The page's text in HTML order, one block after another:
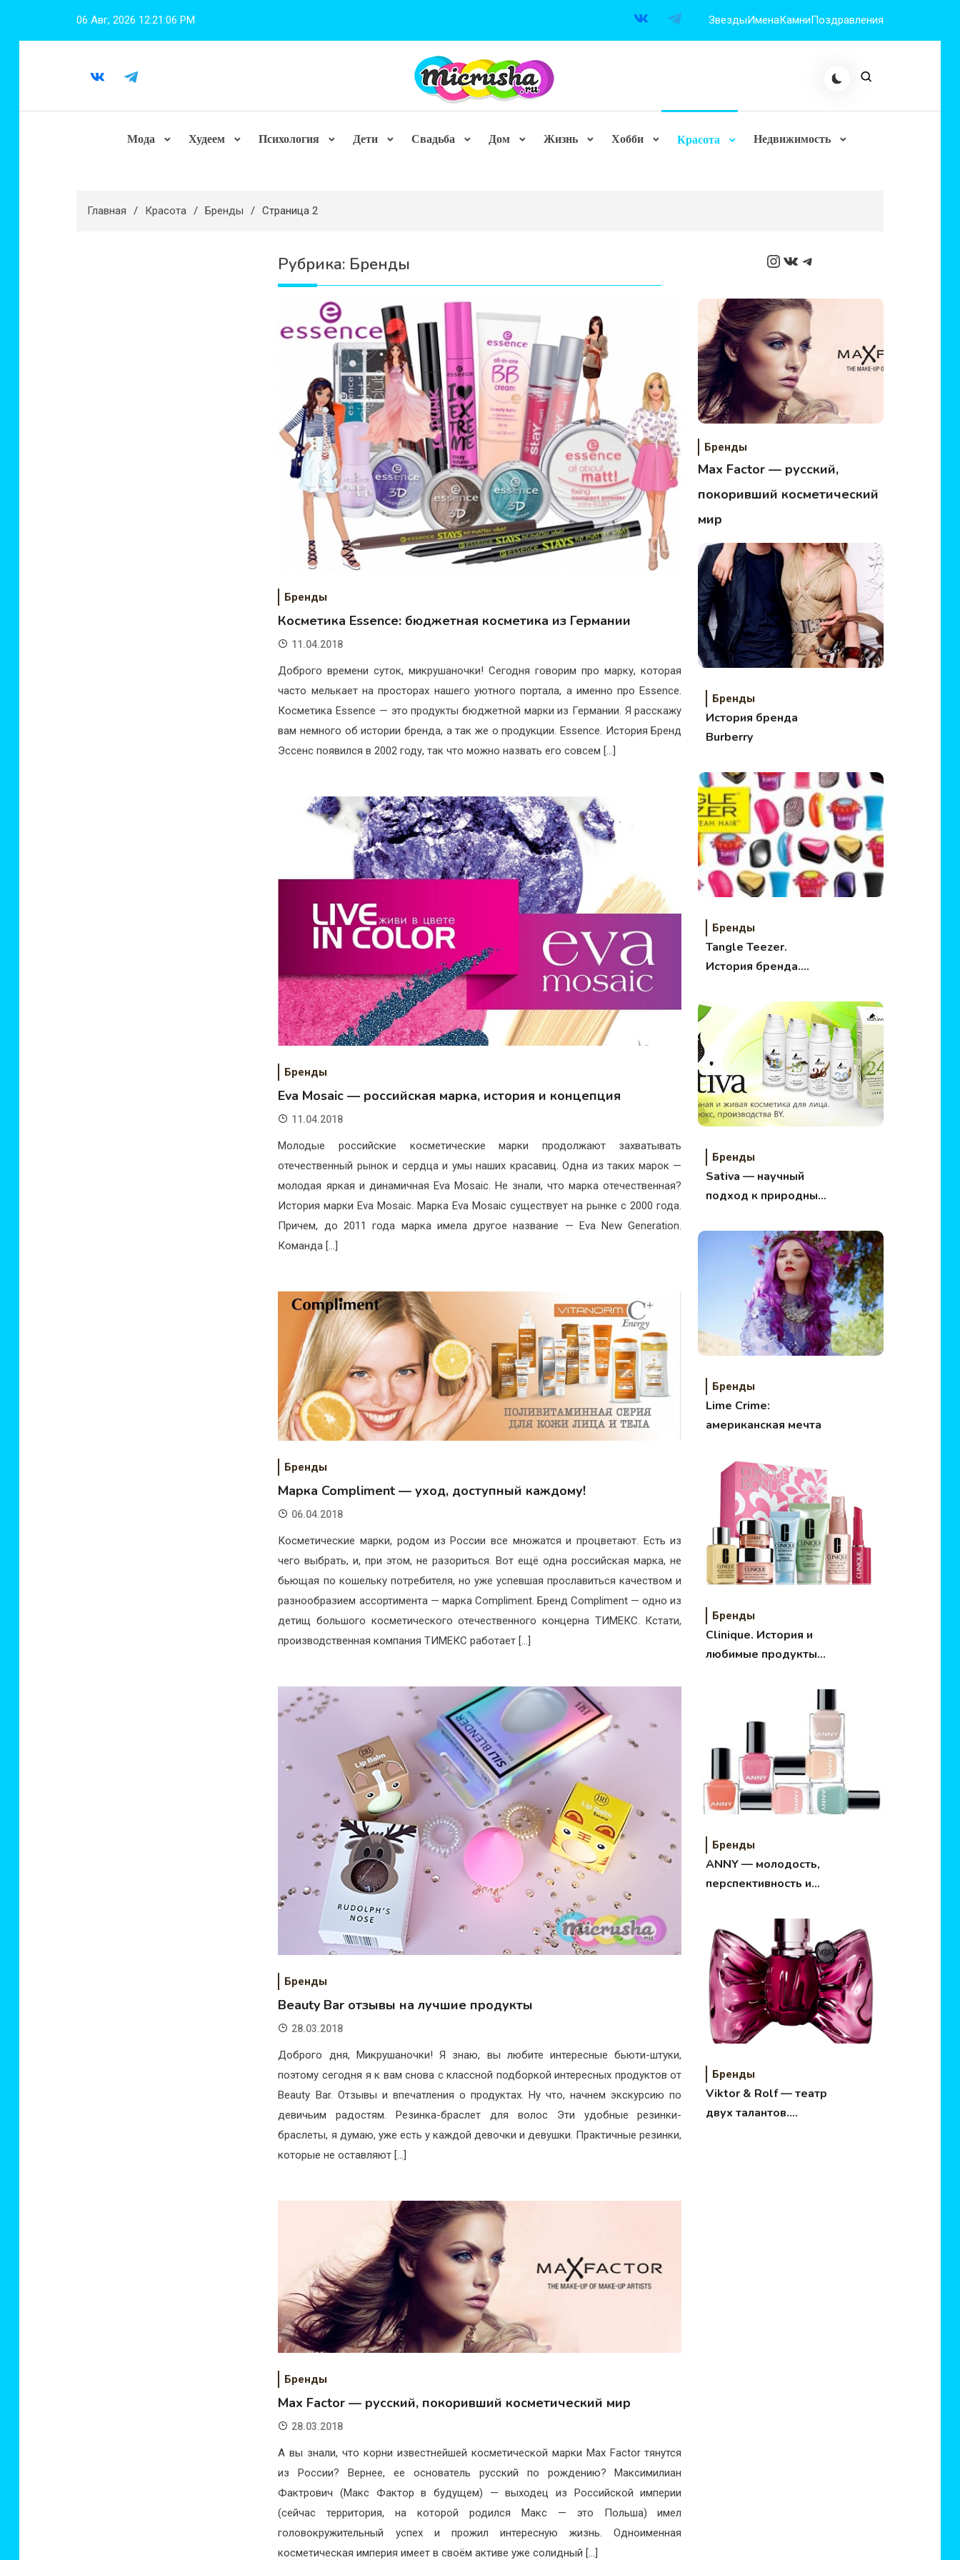
06 Авг, 2026 12:21:08 PM ЗвездыИменаКамниПоздравления
Мода Худеем Психология Дети Свадьба Дом Жизнь Хобби Красота Недвижимость
Главная Красота Бренды Страница 2
Рубрика: Бренды
Бренды
Косметика Essence: бюджетная косметика из Германии
11.04.2018
Доброго времени суток, микрушаночки! Сегодня говорим про марку, которая
часто мелькает на просторах нашего уютного портала, а именно про Essence.
Косметика Essence — это продукты бюджетной марки из Германии. Я расскажу
вам немного об истории бренда, а так же о продукции. Essence. История Бренд
Эссенс появился в 2002 году, так что можно назвать его совсем […]
Бренды
Eva Mosaic — российская марка, история и концепция
11.04.2018
Молодые российские косметические марки продолжают захватывать
отечественный рынок и сердца и умы наших красавиц. Одна из таких марок —
молодая яркая и динамичная Eva Mosaic. Не знали, что марка отечественная?
История марки Eva Mosaic. Марка Eva Mosaic существует на рынке с 2000 года.
Причем, до 2011 года марка имела другое название — Eva New Generation.
Команда […]
Бренды
Марка Compliment — уход, доступный каждому!
06.04.2018
Косметические марки, родом из России все множатся и процветают. Есть из
чего выбрать, и, при этом, не разориться. Вот ещё одна российская марка, не
бьющая по кошельку потребителя, но уже успевшая прославиться качеством и
разнообразием ассортимента — марка Compliment. Бренд Compliment — одно из
детищ большого косметического отечественного концерна ТИМЕКС. Кстати,
производственная компания ТИМЕКС работает […]
Бренды
Beauty Bar отзывы на лучшие продукты
28.03.2018
Доброго дня, Микрушаночки! Я знаю, вы любите интересные бьюти-штуки,
поэтому сегодня я к вам снова с классной подборкой интересных продуктов от
Beauty Bar. Отзывы и впечатления о продуктах. Ну что, начнем экскурсию по
девичьим радостям. Резинка-браслет для волос Эти удобные резинки-
браслеты, я думаю, уже есть у каждой девочки и девушки. Практичные резинки,
которые не оставляют […]
Бренды
Max Factor — русский, покоривший косметический мир
28.03.2018
А вы знали, что корни известнейшей косметической марки Max Factor тянутся
из России? Вернее, ее основатель русский по рождению? Максимилиан
Фактрович (Макс Фактор в будущем) — выходец из Российской империи
(сейчас территория, на которой родился Макс — это Польша) имел
головокружительный успех и прожил интересную жизнь. Одноименная
косметическая империя имеет в своём активе уже солидный […]
Instagram
ВКонтакте
Telegram
Бренды
Max Factor — русский,
покоривший косметический
мир
Бренды
История бренда
Burberry
Бренды
Tangle Teezer.
История бренда.
захватила мир.
Бренды
Sativa — научный
подход к природным
Белоруссии.
Бренды
Lime Crime:
американская мечта
Бренды
Clinique. История и
любимые продукты
Бренды
ANNY — молодость,
перспективность и
одном флаконе.
Бренды
Viktor & Rolf — театр
двух талантов.